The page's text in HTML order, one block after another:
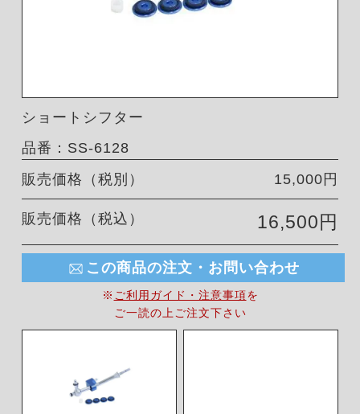
ショートシフター
品番：SS-6128
販売価格（税別）
15,000円
販売価格（税込） 16,500円
この商品の注文・お問い合わせ
※ ご利用ガイド・注意事項を
ご一読の上ご注文下さい